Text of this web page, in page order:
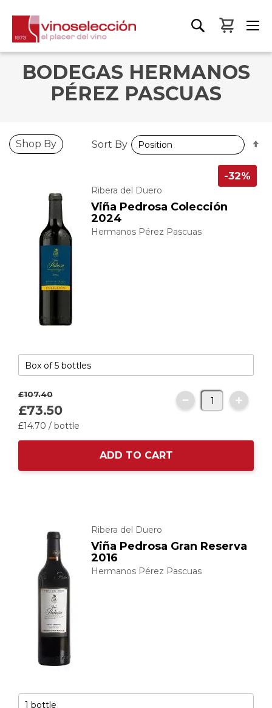
My
BODEGAS HERMANOS
PÉREZ PASCUAS
Ribera del Duero
Viña Pedrosa Colección
2024
Hermanos Pérez Pascuas
-32%
£107.40
£73.50
£14.70 / bottle
ADD TO CART
Ribera del Duero
Viña Pedrosa Gran Reserva
2016
Hermanos Pérez Pascuas
Shop By Sort By